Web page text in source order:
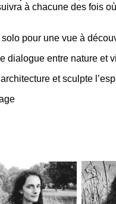
à chacune des fois
pour une vue à
dialogue entre nature et
et sculpte